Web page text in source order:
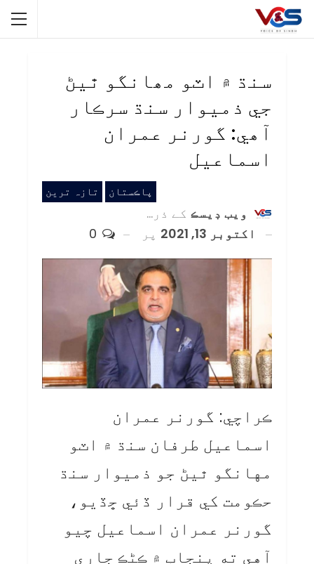
سنڌ ۾ اٽو مھانگو ٿيڻ
جي ذميوار سنڌ سرڪار
آھي: گورنر عمران
اسماعيل
پاڪستان تازہ ترین
ويب ڊيسڪ کے ذریعہ
اکتوبر 13, 2021
پر
ڪراچي: گورنر عمران
اسماعيل طرفان سنڌ ۾ اٽو
مهانگو ٿيڻ جو ذميوار سنڌ
حڪومت کي قرار ڏئي ڇڏيو،
گورنر عمران اسماعيل چيو
آهي ته پنجاب ۾ ڪڻڪ جاري